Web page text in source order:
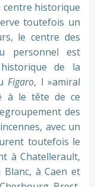
centre historique
toutefois un
le centre des
personnel est
de la
Figaro, l »amiral
à le tête de ce
des
avec un
toutefois le
à Chatellerault,
à Caen et